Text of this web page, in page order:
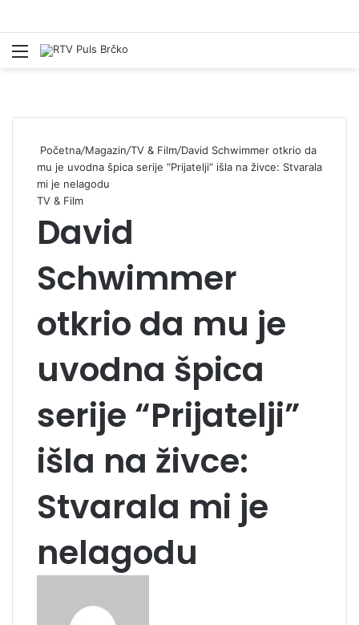
Izbornik
Početna/Magazin/TV & Film/David Schwimmer otkrio da
mu je uvodna špica serije “Prijatelji” išla na živce: Stvarala
mi je nelagodu
TV & Film
David
Schwimmer
otkrio da mu je
uvodna špica
serije “Prijatelji”
išla na živce:
Stvarala mi je
nelagodu